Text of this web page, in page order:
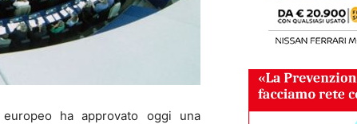
europeo ha approvato oggi una